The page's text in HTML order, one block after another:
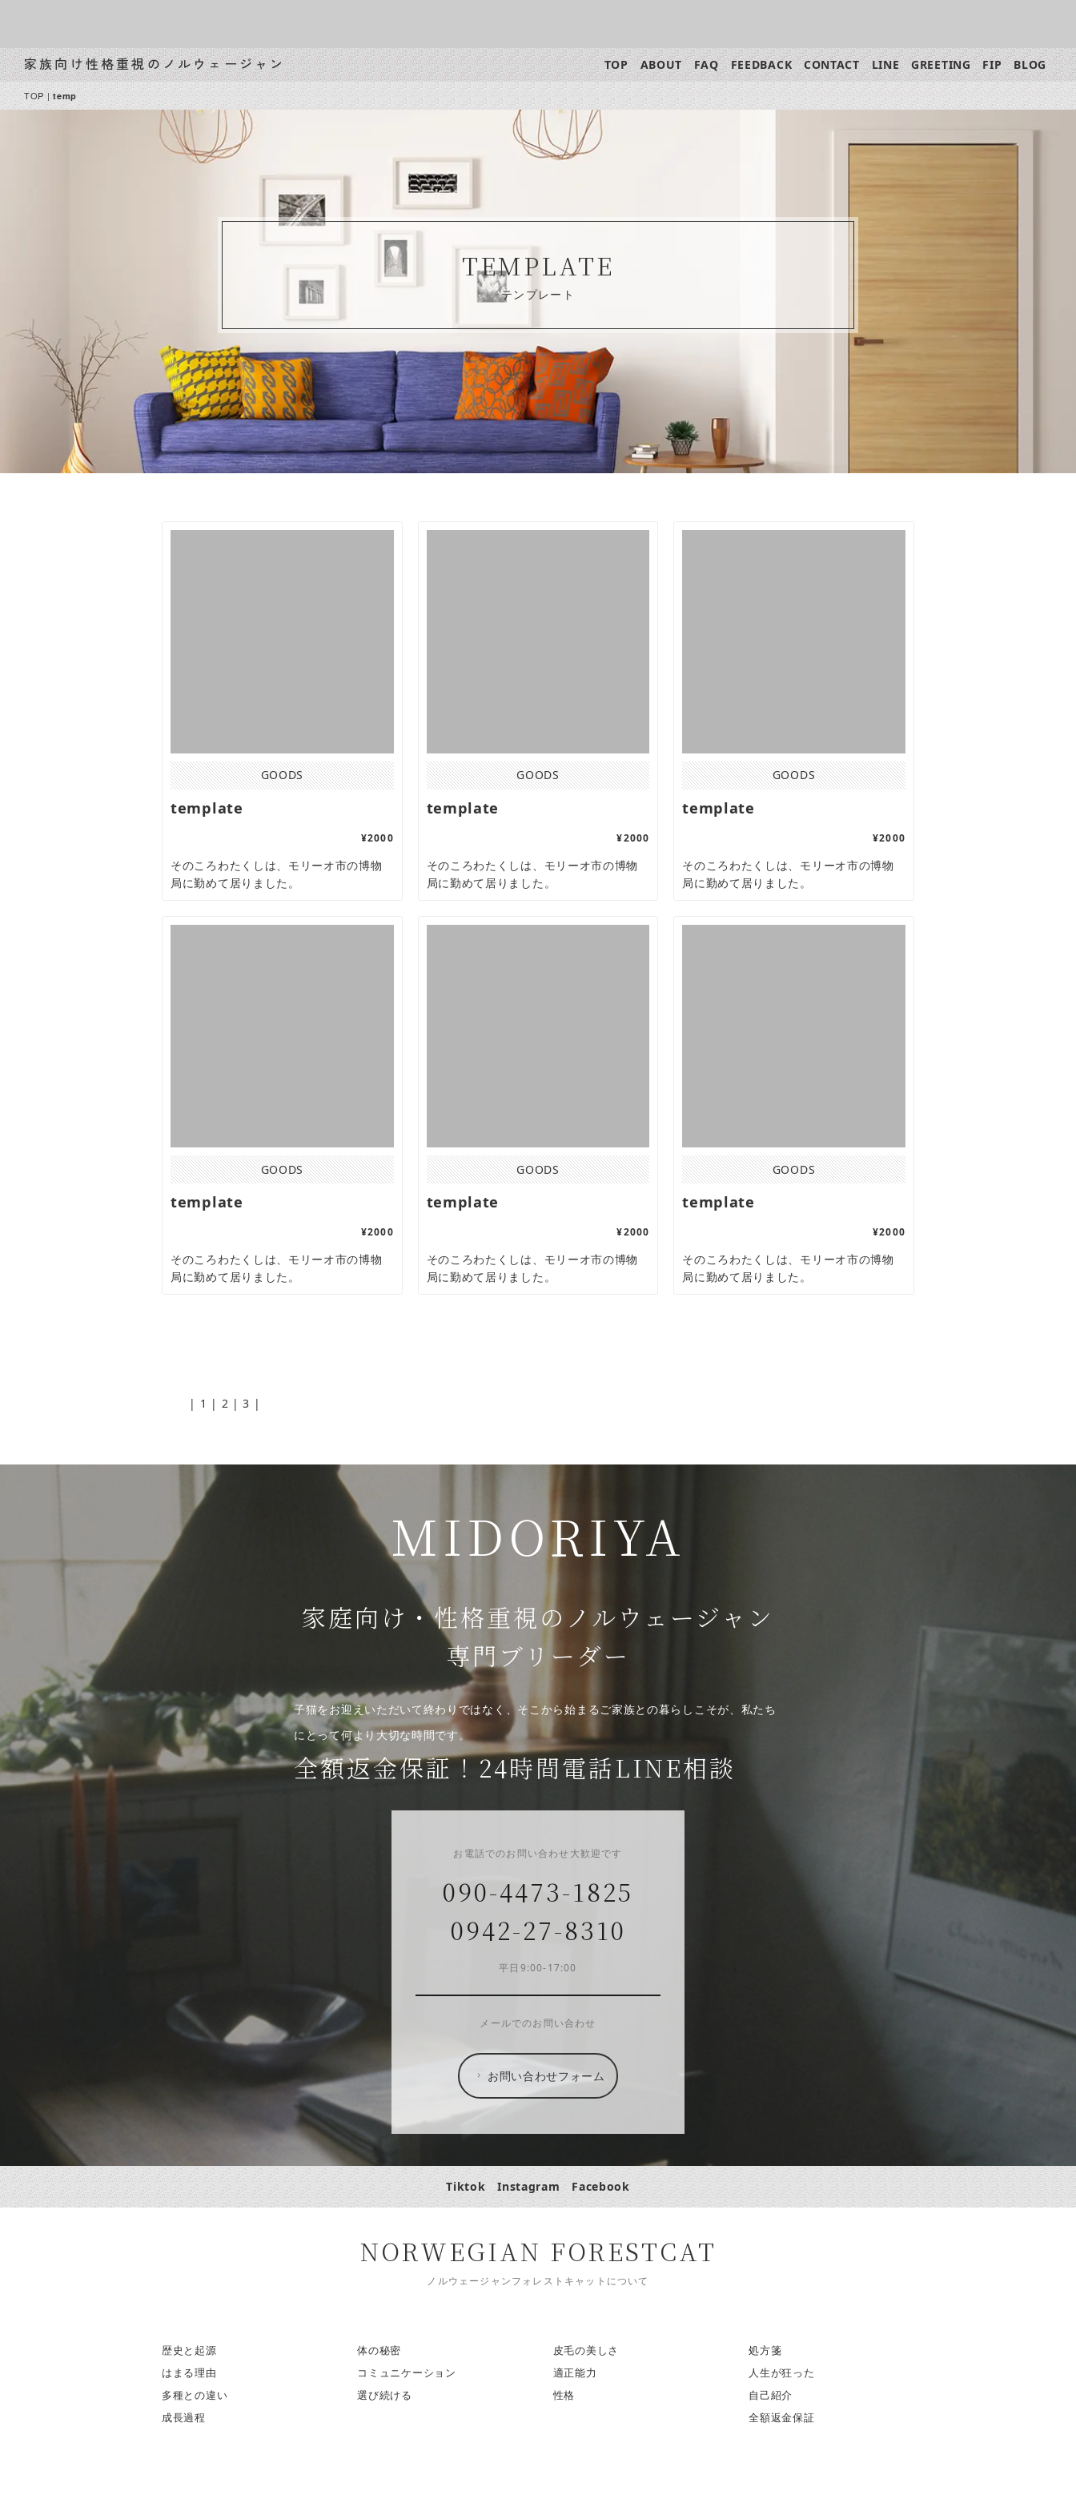
家族向け性格重視のノルウェージャン TOP ABOUT FAQ FEEDBACK CONTACT LINE GREETING FIP BLOG
TOP|temp
TEMPLATE
テンプレート
GOODS
template
¥2000
そのころわたくしは、モリーオ市の博物
局に勤めて居りました。
GOODS
template
¥2000
そのころわたくしは、モリーオ市の博物
局に勤めて居りました。
GOODS
template
¥2000
そのころわたくしは、モリーオ市の博物
局に勤めて居りました。
GOODS
template
¥2000
そのころわたくしは、モリーオ市の博物
局に勤めて居りました。
GOODS
template
¥2000
そのころわたくしは、モリーオ市の博物
局に勤めて居りました。
GOODS
template
¥2000
そのころわたくしは、モリーオ市の博物
局に勤めて居りました。
| 1 | 2 | 3 |
MIDORIYA
家庭向け・性格重視のノルウェージャン
専門ブリーダー
子猫をお迎えいただいて終わりではなく、そこから始まるご家族との暮らしこそが、私たち
にとって何より大切な時間です。
全額返金保証！24時間電話LINE相談
お電話でのお問い合わせ大歓迎です
090-4473-1825
0942-27-8310
平日9:00-17:00
メールでのお問い合わせ
お問い合わせフォーム
Tiktok Instagram Facebook
NORWEGIAN FORESTCAT
ノルウェージャンフォレストキャットについて
歴史と起源
はまる理由
多種との違い
成長過程
体の秘密
コミュニケーション
選び続ける
皮毛の美しさ
適正能力
性格
処方箋
人生が狂った
自己紹介
全額返金保証